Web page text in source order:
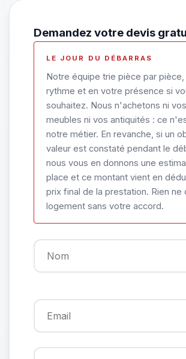
Demandez votre devis
LE JOUR DU DÉBARRAS
Notre équipe trie pièce par
rythme et en votre présence si
souhaitez. Nous n'achetons ni vos
meubles ni vos antiquités : ce
notre métier. En revanche, si un
valeur est constaté pendant le
nous vous en donnons une
place et ce montant vient en
prix final de la prestation. Rien ne
logement sans votre accord.